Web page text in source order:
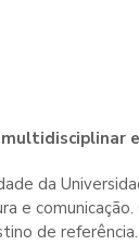
multidisciplinar
da
e
de